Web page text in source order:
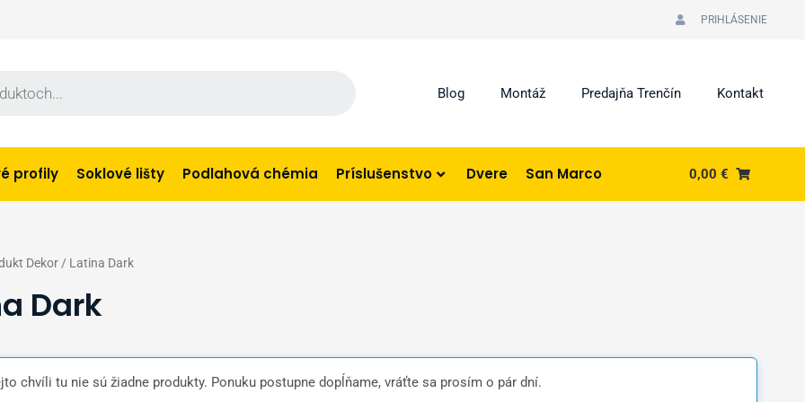
PRIHLÁSENIE
Blog Montáž Predajňa Trenčín Kontakt
profily Soklové lišty Podlahová chémia Príslušenstvo Dvere San Marco 0,00€
Dekor / Latina Dark
Dark
chvíli tu nie sú žiadne produkty. Ponuku postupne dopĺňame, vráťte sa prosím o pár dní.